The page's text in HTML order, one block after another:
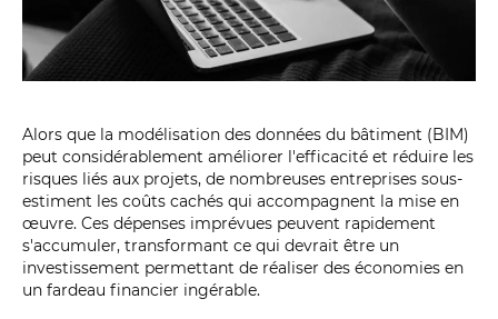
Alors que la modélisation des données du bâtiment (BIM)
peut considérablement améliorer l'efficacité et réduire les
risques liés aux projets, de nombreuses entreprises sous-
estiment les coûts cachés qui accompagnent la mise en
œuvre. Ces dépenses imprévues peuvent rapidement
s'accumuler, transformant ce qui devrait être un
investissement permettant de réaliser des économies en
un fardeau financier ingérable.